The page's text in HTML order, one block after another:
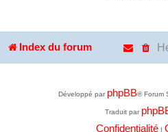
Index du forum
Développé par phpBB® Forum
Traduit par
Confidentialité|